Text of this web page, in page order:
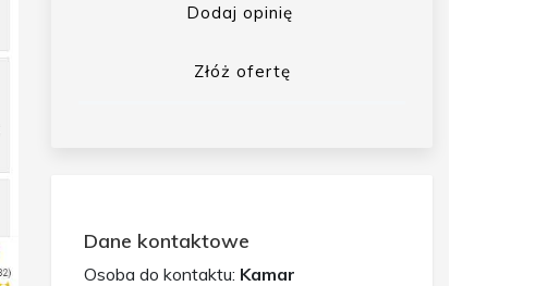
Dodaj opinię
Złóż ofertę
Dane kontaktowe
Osoba do kontaktu: Kamar